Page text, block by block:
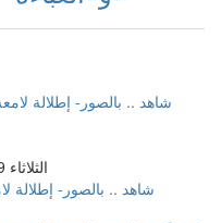
الثلاثاء 09 يناير 2024 06:47 مساءً
شاهد .. بالصور-